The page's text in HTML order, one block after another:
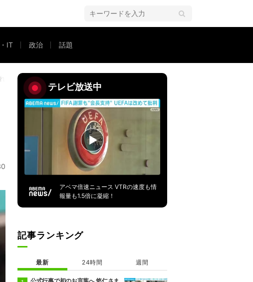
IT 政治 話題
…過度な“社会的制裁”と社会復帰の壁
テレビ放送中
アベマ倍速ニュース VTRの速度も情
報量も1.5倍に凝縮！
記事ランキング
最新 24時間 週間